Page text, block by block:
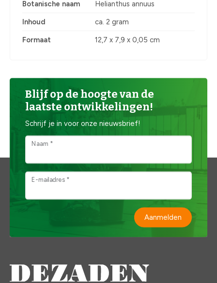
Botanische naam Helianthus annuus
Inhoud ca. 2 gram
Formaat 12,7 x 7,9 x 0,05 cm
Blijf op de hoogte van de
laatste ontwikkelingen!
Schrijf je in voor onze nieuwsbrief!
Naam *
E-mailadres *
Aanmelden